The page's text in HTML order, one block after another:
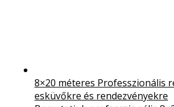
8×20 méteres Professzionális
esküvőkre és rendezvényekre